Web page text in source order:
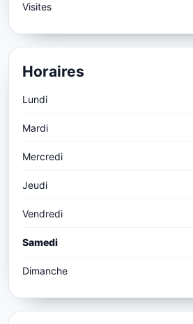
Visites
Horaires
Lundi
Mardi
Mercredi
Jeudi
Vendredi
Samedi
Dimanche